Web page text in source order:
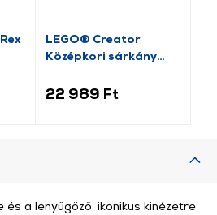
LEGO® Creator
Középkori sárkány
22 989 Ft
a lenyűgöző, ikonikus kinézetre